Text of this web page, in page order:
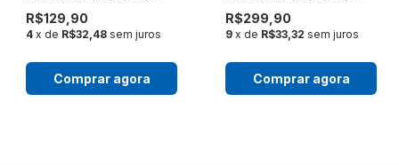
R$129,90
4 x de R$32,48 sem juros
Comprar agora
R$299,90
9 x de R$33,32 sem juros
Comprar agora